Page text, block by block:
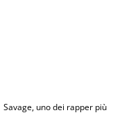
Savage, uno dei rapper più